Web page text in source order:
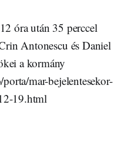
óra után 35 perccel
Antonescu és Daniel
a kormány
mar-bejelentesekor-
19.html